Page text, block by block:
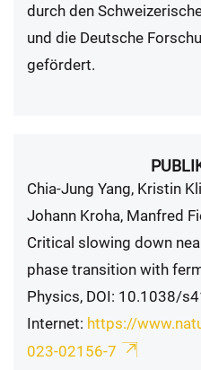
durch den
und die Deutsche
gefördert.
Chia-Jung Yang, Kristin
Johann Kroha, Manfred
Critical slowing down
phase transition with
Physics, DOI: 10.1038/
Internet: https://
023-02156-7